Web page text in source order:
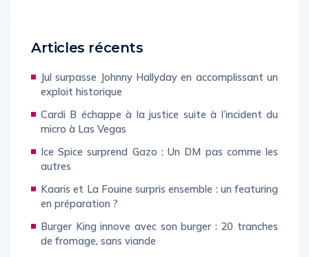
Articles récents
Jul surpasse Johnny Hallyday en accomplissant un
exploit historique
Cardi B échappe à la justice suite à l’incident du
micro à Las Vegas
Ice Spice surprend Gazo : Un DM pas comme les
autres
Kaaris et La Fouine surpris ensemble : un featuring
en préparation ?
Burger King innove avec son burger : 20 tranches
de fromage, sans viande